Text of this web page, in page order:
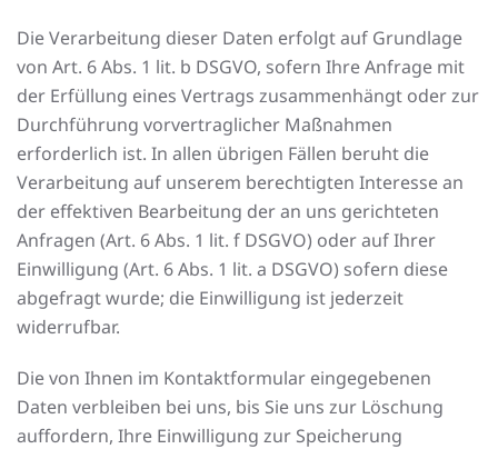
Die Verarbeitung dieser Daten erfolgt auf Grundlage
von Art. 6 Abs. 1 lit. b DSGVO, sofern Ihre Anfrage mit
der Erfüllung eines Vertrags zusammenhängt oder zur
Durchführung vorvertraglicher Maßnahmen
erforderlich ist. In allen übrigen Fällen beruht die
Verarbeitung auf unserem berechtigten Interesse an
der effektiven Bearbeitung der an uns gerichteten
Anfragen (Art. 6 Abs. 1 lit. f DSGVO) oder auf Ihrer
Einwilligung (Art. 6 Abs. 1 lit. a DSGVO) sofern diese
abgefragt wurde; die Einwilligung ist jederzeit
widerrufbar.
Die von Ihnen im Kontaktformular eingegebenen
Daten verbleiben bei uns, bis Sie uns zur Löschung
auffordern, Ihre Einwilligung zur Speicherung